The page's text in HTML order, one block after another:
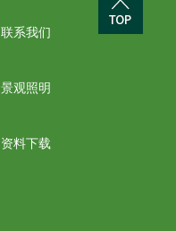
联系我们
景观照明
资料下载